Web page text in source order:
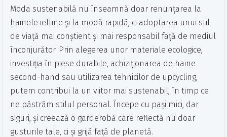
Moda sustenabilă nu înseamnă doar renunțarea la
hainele ieftine și la modă rapidă, ci adoptarea unui stil
de viață mai conștient și mai responsabil față de mediul
înconjurător. Prin alegerea unor materiale ecologice,
investiția în piese durabile, achiziționarea de haine
second-hand sau utilizarea tehnicilor de upcycling,
putem contribui la un viitor mai sustenabil, în timp ce
ne păstrăm stilul personal. Începe cu pași mici, dar
siguri, și creează o garderobă care reflectă nu doar
gusturile tale, ci și grijă față de planetă.